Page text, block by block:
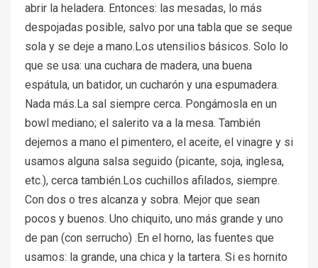
abrir la heladera. Entonces: las mesadas, lo más
despojadas posible, salvo por una tabla que se seque
sola y se deje a mano.Los utensilios básicos. Solo lo
que se usa: una cuchara de madera, una buena
espátula, un batidor, un cucharón y una espumadera.
Nada más.La sal siempre cerca. Pongámosla en un
bowl mediano; el salerito va a la mesa. También
dejemos a mano el pimentero, el aceite, el vinagre y si
usamos alguna salsa seguido (picante, soja, inglesa,
etc.), cerca también.Los cuchillos afilados, siempre.
Con dos o tres alcanza y sobra. Mejor que sean
pocos y buenos. Uno chiquito, uno más grande y uno
de pan (con serrucho) .En el horno, las fuentes que
usamos: la grande, una chica y la tartera. Si es hornito